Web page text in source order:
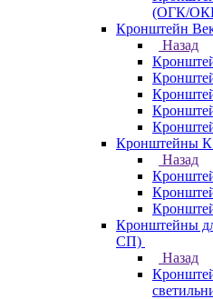
(ОГК/
Кронштейн
Назад
Кронштейны
Назад
Кронштейны
СП)
Назад